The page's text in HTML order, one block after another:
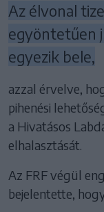
Az élvonal
egyöntetűen
egyezik bele,
azzal érvelve,
pihenési
a Hivatásos
elhalasztását.
Az FRF végül
bejelentette,